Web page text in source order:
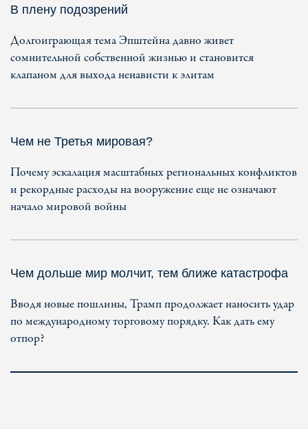
В плену подозрений
Долгоиграющая тема Эпштейна давно живет
сомнительной собственной жизнью и становится
клапаном для выхода ненависти к элитам
Чем не Третья мировая?
Почему эскалация масштабных региональных конфликтов
и рекордные расходы на вооружение еще не означают
начало мировой войны
Чем дольше мир молчит, тем ближе катастрофа
Вводя новые пошлины, Трамп продолжает наносить удар
по международному торговому порядку. Как дать ему
отпор?